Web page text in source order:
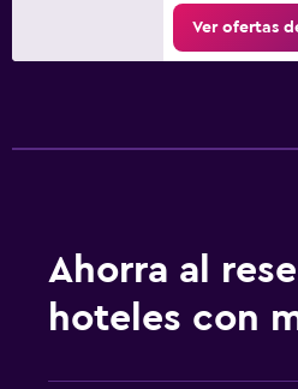
Ver ofertas
Ahorra al
hoteles con